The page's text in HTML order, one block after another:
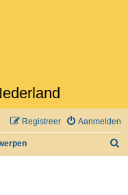
Aanmelden
Registreer